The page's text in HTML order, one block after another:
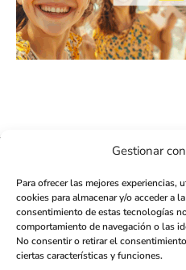
Gestionar
Para ofrecer las mejores
cookies para almacenar y/o acceder a
consentimiento de estas tecnologías
comportamiento de navegación o las
No consentir o retirar el
ciertas características y funciones.
411K
© 2026 - AMILCAR LATINO
- Web - Editorial - Relaciones